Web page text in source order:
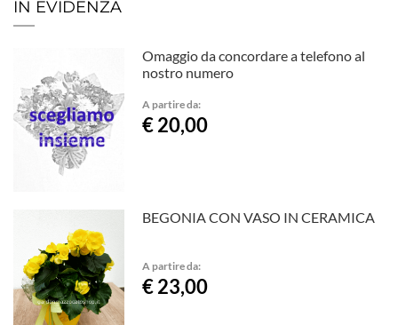
IN EVIDENZA
Omaggio da concordare a telefono al
nostro numero
A partire da:
€ 20,00
BEGONIA CON VASO IN CERAMICA
A partire da:
€ 23,00